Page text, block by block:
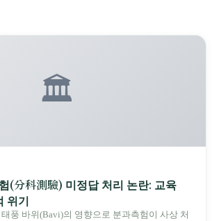
🏛️
(分科測驗) 미정답 처리 논란: 교육
위기
풍 바위(Bavi)의 영향으로 분과측험이 사상 처